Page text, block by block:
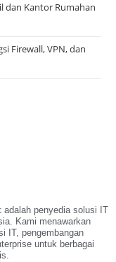
dan Kantor Rumahan
Firewall, VPN, dan
adalah penyedia solusi IT
Kami menawarkan
IT, pengembangan
untuk berbagai